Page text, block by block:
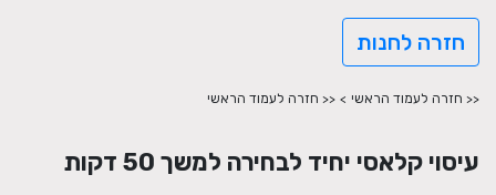
חזרה לחנות
<< חזרה לעמוד הראשי > << חזרה לעמוד הראשי
עיסוי קלאסי יחיד לבחירה למשך 50 דקות